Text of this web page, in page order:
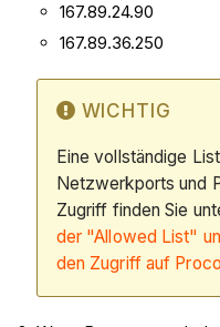
167.89.24.90
167.89.36.250
WICHTIG
Eine vollständige
Netzwerkports und
Zugriff finden Sie
der "Allowed List"
den Zugriff auf